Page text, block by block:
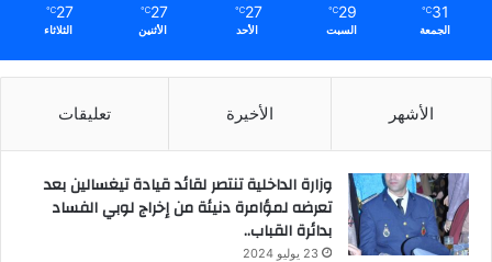
31
℃
الجمعة
29
℃
السبت
27
℃
الأحد
27
℃
الأثنين
27
℃
الثلاثاء
الأشهر الأخيرة تعليقات
وزارة الداخلية تنتصر لقائد قيادة تيغسالين بعد
تعرضه لمؤامرة دنيئة من إخراج لوبي الفساد
بدائرة القباب..
23 يوليو 2024